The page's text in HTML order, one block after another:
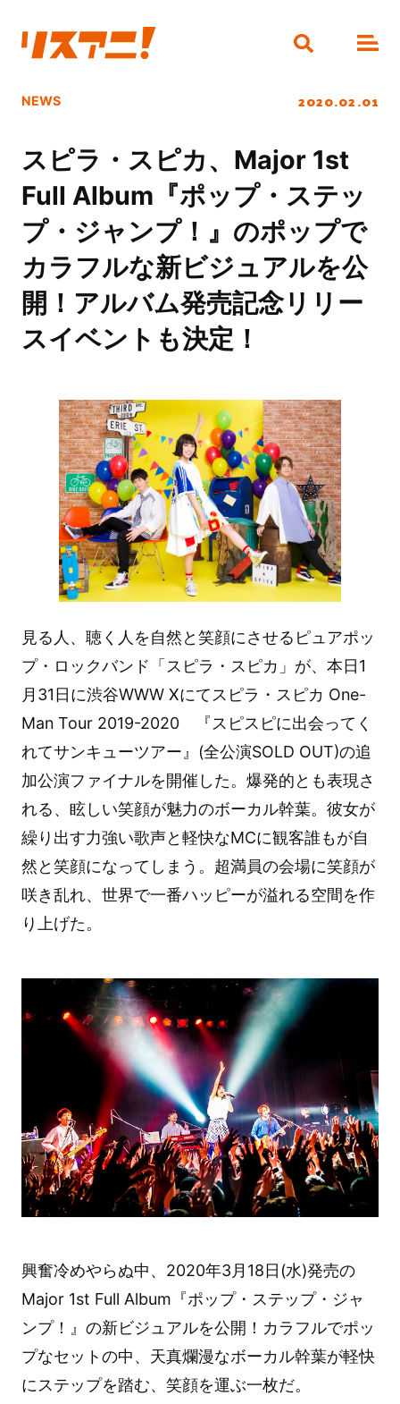
NEWS 2020.02.01
スピラ・スピカ、Major 1st
Full Album『ポップ・ステッ
プ・ジャンプ！』のポップで
カラフルな新ビジュアルを公
開！アルバム発売記念リリー
スイベントも決定！
見る人、聴く人を自然と笑顔にさせるピュアポッ
プ・ロックバンド「スピラ・スピカ」が、本日1
月31日に渋谷WWW Xにてスピラ・スピカ One-
Man Tour 2019-2020 『スピスピに出会ってく
れてサンキューツアー』(全公演SOLD OUT)の追
加公演ファイナルを開催した。爆発的とも表現さ
れる、眩しい笑顔が魅力のボーカル幹葉。彼女が
繰り出す力強い歌声と軽快なMCに観客誰もが自
然と笑顔になってしまう。超満員の会場に笑顔が
咲き乱れ、世界で一番ハッピーが溢れる空間を作
り上げた。
興奮冷めやらぬ中、2020年3月18日(水)発売の
Major 1st Full Album『ポップ・ステップ・ジャ
ンプ！』の新ビジュアルを公開！カラフルでポッ
プなセットの中、天真爛漫なボーカル幹葉が軽快
にステップを踏む、笑顔を運ぶ一枚だ。